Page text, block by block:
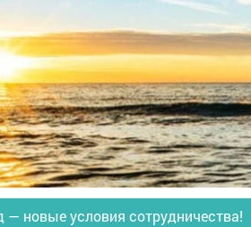
— новые условия сотрудничества!